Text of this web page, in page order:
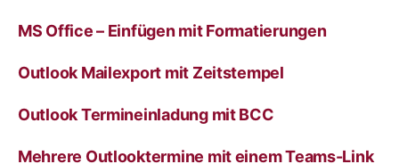
MS Office – Einfügen mit Formatierungen
Outlook Mailexport mit Zeitstempel
Outlook Termineinladung mit BCC
Mehrere Outlooktermine mit einem Teams-Link